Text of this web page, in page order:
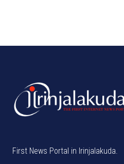
First News Portal in Irinjalakuda.